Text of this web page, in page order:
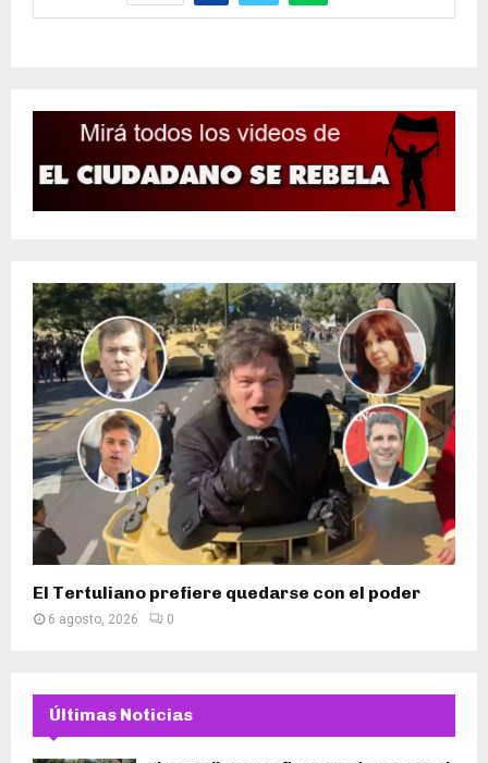
El Tertuliano prefiere quedarse con el poder
6 agosto, 2026 0
Últimas Noticias